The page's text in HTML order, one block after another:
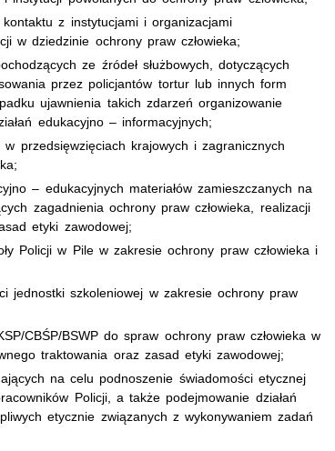
kontaktu z instytucjami i organizacjami
w dziedzinie ochrony praw człowieka;
ze źródeł służbowych, dotyczących
przez policjantów tortur lub innych form
ujawnienia takich zdarzeń organizowanie
edukacyjno – informacyjnych;
przedsięwzięciach krajowych i zagranicznych
– edukacyjnych materiałów zamieszczanych na
zagadnienia ochrony praw człowieka, realizacji
etyki zawodowej;
Policji w Pile w zakresie ochrony praw człowieka i
jednostki szkoleniowej w zakresie ochrony praw
CBŚP/BSWP do spraw ochrony praw człowieka w
traktowania oraz zasad etyki zawodowej;
na celu podnoszenie świadomości etycznej
Policji, a także podejmowanie działań
etycznie związanych z wykonywaniem zadań